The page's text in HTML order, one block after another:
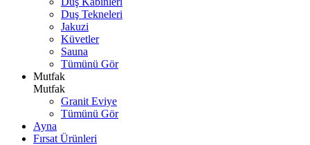
Duş Tekneleri
Jakuzi
Küvetler
Sauna
Tümünü Gör
Mutfak
Mutfak
Granit Eviye
Tümünü Gör
Ayna
Fırsat Ürünleri